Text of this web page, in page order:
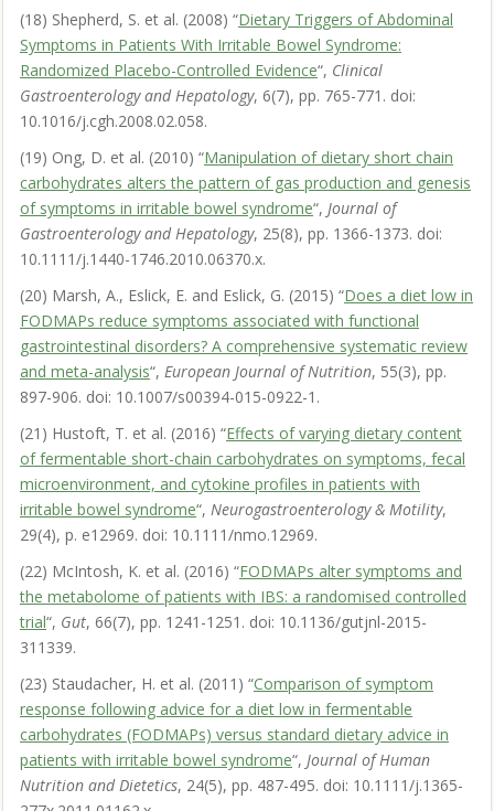
(18) Shepherd, S. et al. (2008) “Dietary Triggers of Abdominal
Symptoms in Patients With Irritable Bowel Syndrome:
Randomized Placebo-Controlled Evidence“, Clinical
Gastroenterology and Hepatology, 6(7), pp. 765-771. doi:
10.1016/j.cgh.2008.02.058.
(19) Ong, D. et al. (2010) “Manipulation of dietary short chain
carbohydrates alters the pattern of gas production and genesis
of symptoms in irritable bowel syndrome“, Journal of
Gastroenterology and Hepatology, 25(8), pp. 1366-1373. doi:
10.1111/j.1440-1746.2010.06370.x.
(20) Marsh, A., Eslick, E. and Eslick, G. (2015) “Does a diet low in
FODMAPs reduce symptoms associated with functional
gastrointestinal disorders? A comprehensive systematic review
and meta-analysis“, European Journal of Nutrition, 55(3), pp.
897-906. doi: 10.1007/s00394-015-0922-1.
(21) Hustoft, T. et al. (2016) “Effects of varying dietary content
of fermentable short-chain carbohydrates on symptoms, fecal
microenvironment, and cytokine profiles in patients with
irritable bowel syndrome“, Neurogastroenterology & Motility,
29(4), p. e12969. doi: 10.1111/nmo.12969.
(22) McIntosh, K. et al. (2016) “FODMAPs alter symptoms and
the metabolome of patients with IBS: a randomised controlled
trial“, Gut, 66(7), pp. 1241-1251. doi: 10.1136/gutjnl-2015-
311339.
(23) Staudacher, H. et al. (2011) “Comparison of symptom
response following advice for a diet low in fermentable
carbohydrates (FODMAPs) versus standard dietary advice in
patients with irritable bowel syndrome“, Journal of Human
Nutrition and Dietetics, 24(5), pp. 487-495. doi: 10.1111/j.1365-